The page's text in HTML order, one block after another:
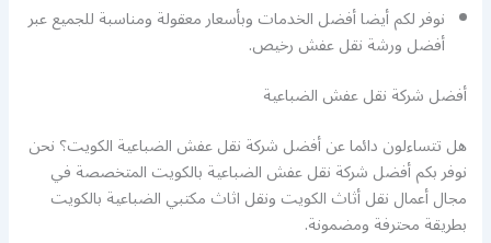
نوفر لكم أيضا أفضل الخدمات وبأسعار معقولة ومناسبة للجميع عبر
أفضل ورشة نقل عفش رخيص.
أفضل شركة نقل عفش الضباعية
هل تتساءلون دائما عن أفضل شركة نقل عفش الضباعية الكويت؟ نحن
نوفر بكم أفضل شركة نقل عفش الضباعية بالكويت المتخصصة في
مجال أعمال نقل أثاث الكويت ونقل اثاث مكتبي الضباعية بالكويت
بطريقة محترفة ومضمونة.